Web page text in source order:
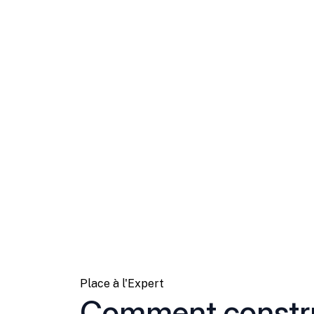
Place à l'Expert